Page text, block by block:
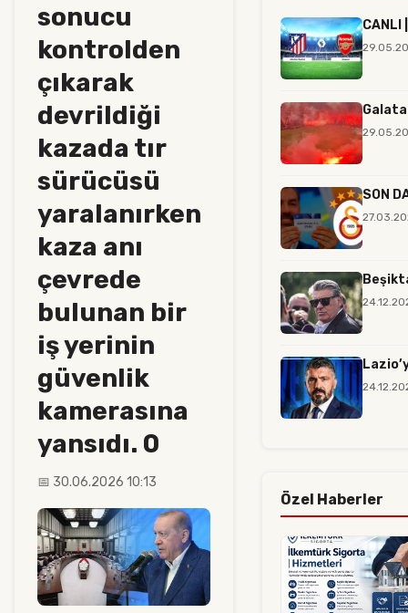
sonucu
kontrolden
çıkarak
devrildiği
kazada tır
sürücüsü
yaralanırken
kaza anı
çevrede
bulunan bir
iş yerinin
güvenlik
kamerasına
yansıdı. 0
📅 30.06.2026 10:13
CANLI
SON
Özel Haberler